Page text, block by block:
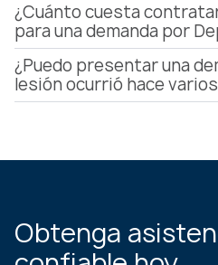
¿Cuánto cuesta
para una demanda por
¿Puedo presentar una
lesión ocurrió hace
Obtenga